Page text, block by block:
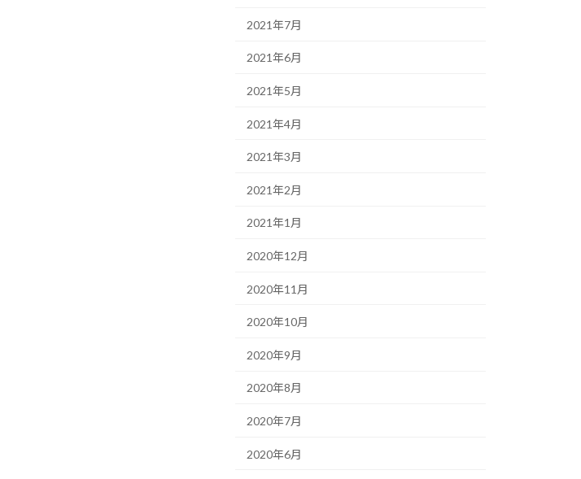
2021年7月
2021年6月
2021年5月
2021年4月
2021年3月
2021年2月
2021年1月
2020年12月
2020年11月
2020年10月
2020年9月
2020年8月
2020年7月
2020年6月